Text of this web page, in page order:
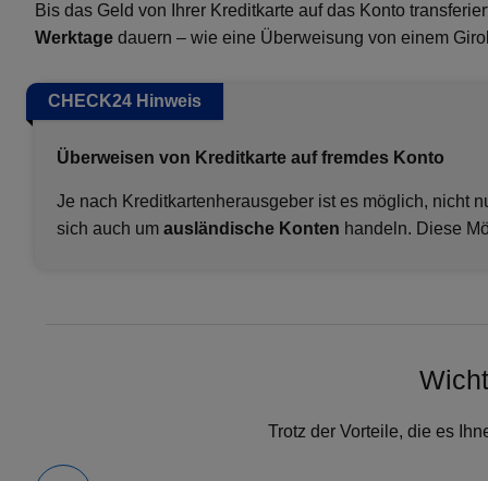
Bis das Geld von Ihrer Kreditkarte auf das Konto
Werktage dauern – wie eine Überweisung von einem
CHECK24 Hinweis
Überweisen von Kreditkarte auf fremdes Konto
Je nach Kreditkartenherausgeber ist es möglich, nicht
sich auch um ausländische Konten handeln. Diese
Trotz der Vorteile, die es